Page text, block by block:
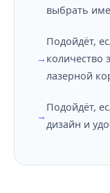
выбрать
Подойдёт,
количество
лазерной
Подойдёт,
дизайн и